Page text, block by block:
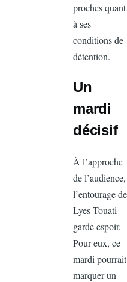
proches
à ses
conditions
détention.
Un
mardi
À
de
Lyes Touati
garde
Pour eux,
mardi
marquer un